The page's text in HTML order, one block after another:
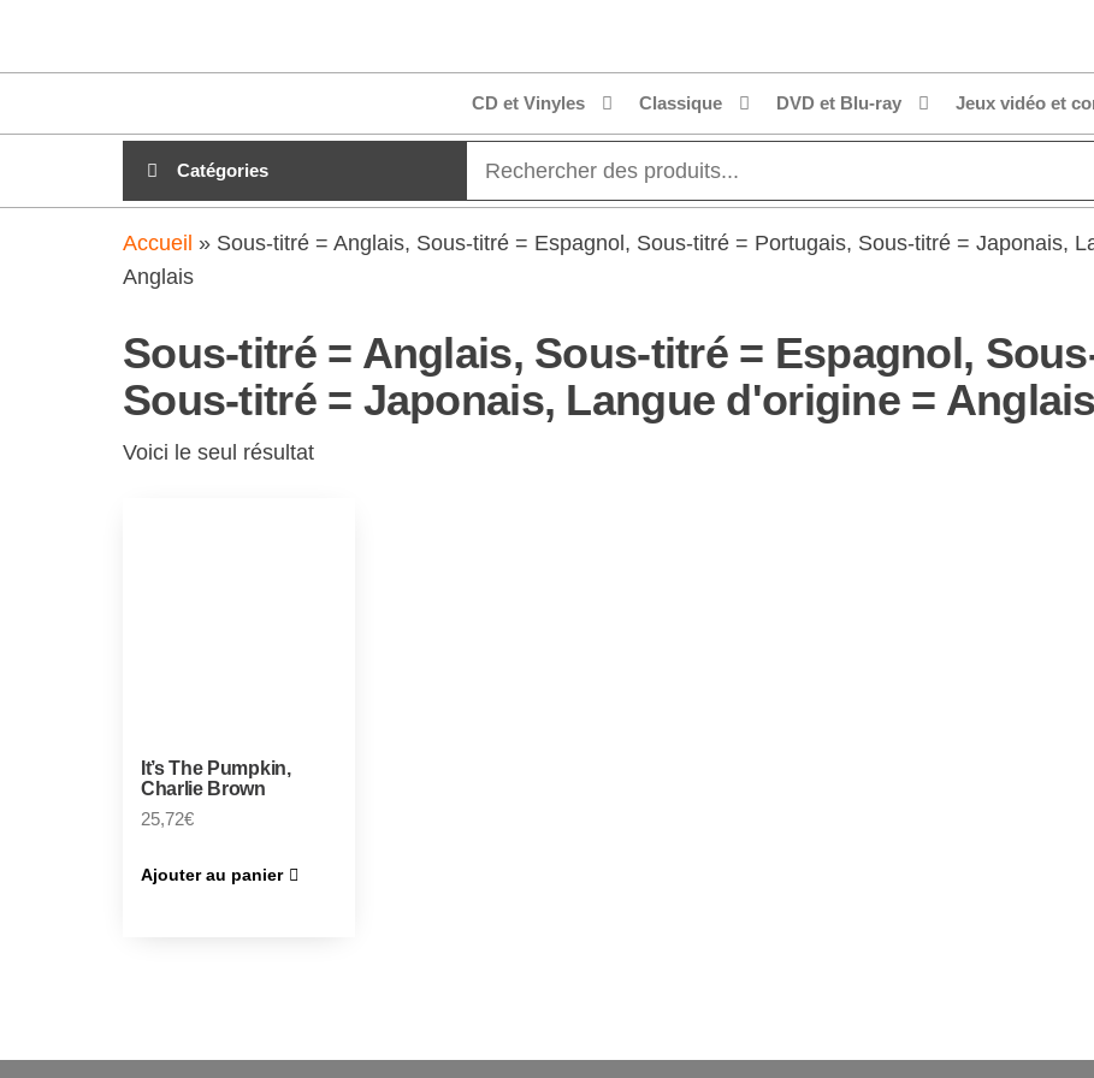
clubdial.fr
CD et Vinyles Classique DVD et Blu-ray Jeux vidéo et
Catégories
Accueil » Sous-titré = Anglais, Sous-titré = Espagnol, Sous-titré = Portugais, Sous-titré = Japonais,
Anglais
Sous-titré = Anglais, Sous-titré = Espagnol,
Sous-titré = Japonais, Langue d'origine =
Voici le seul résultat
It’s The Pumpkin,
Charlie Brown
25,72€
Ajouter au panier